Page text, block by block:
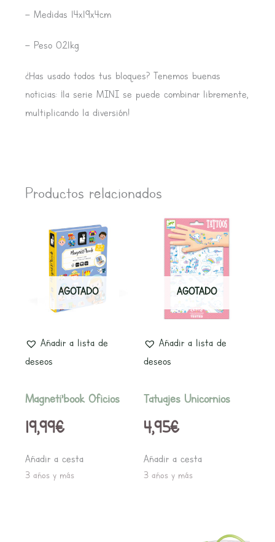
– Medidas 14x19x4cm
– Peso 0.21kg
¿Has usado todos tus bloques? Tenemos buenas
noticias: ¡la serie MINI se puede combinar libremente,
multiplicando la diversión!
Productos relacionados
AGOTADO
Añadir a lista de
deseos
Magneti’book Oficios
19,99€
Añadir a cesta
3 años y más
AGOTADO
Añadir a lista de
deseos
Tatuajes Unicornios
4,95€
Añadir a cesta
3 años y más